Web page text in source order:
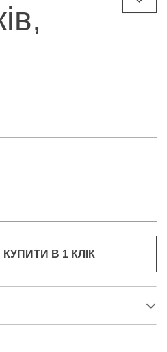
КУПИТИ В 1 КЛIК